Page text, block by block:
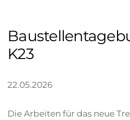
K23
22.05.2026
Die Arbeiten für das neue